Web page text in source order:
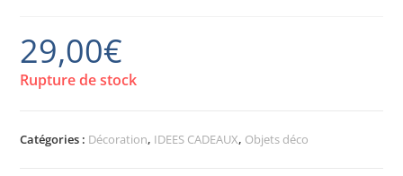
29,00€
Rupture de stock
Catégories : Décoration, IDEES CADEAUX, Objets déco